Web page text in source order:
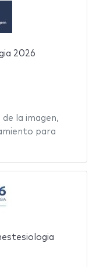
2026
de la imagen,
para